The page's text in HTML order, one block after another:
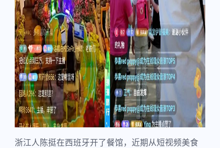
浙江人陈挺在西班牙开了餐馆，近期从短视频美食